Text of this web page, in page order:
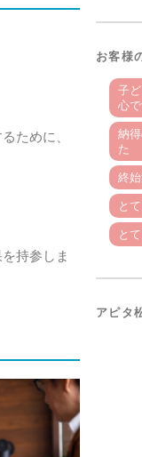
ために、
持参しま
お客様
子
心
納
た
終
と
と
アピタ